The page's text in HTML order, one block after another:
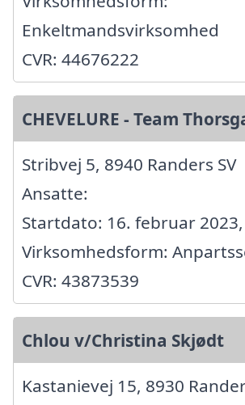
Enkeltmandsvirksomhed
CVR: 44676222
CHEVELURE - Team
Stribvej 5, 8940 Randers SV
Ansatte:
Startdato: 16. februar 2023,
Virksomhedsform:
CVR: 43873539
Chlou v/Christina Skjødt
Kastanievej 15, 8930